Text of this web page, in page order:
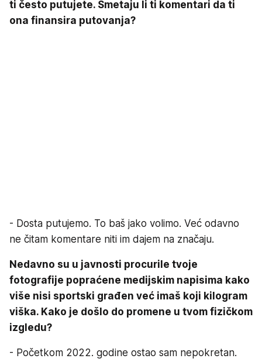
ti često putujete. Smetaju li ti komentari da ti
ona finansira putovanja?
- Dosta putujemo. To baš jako volimo. Već odavno
ne čitam komentare niti im dajem na značaju.
Nedavno su u javnosti procurile tvoje
fotografije popraćene medijskim napisima kako
više nisi sportski građen već imaš koji kilogram
viška. Kako je došlo do promene u tvom fizičkom
izgledu?
- Početkom 2022. godine ostao sam nepokretan.